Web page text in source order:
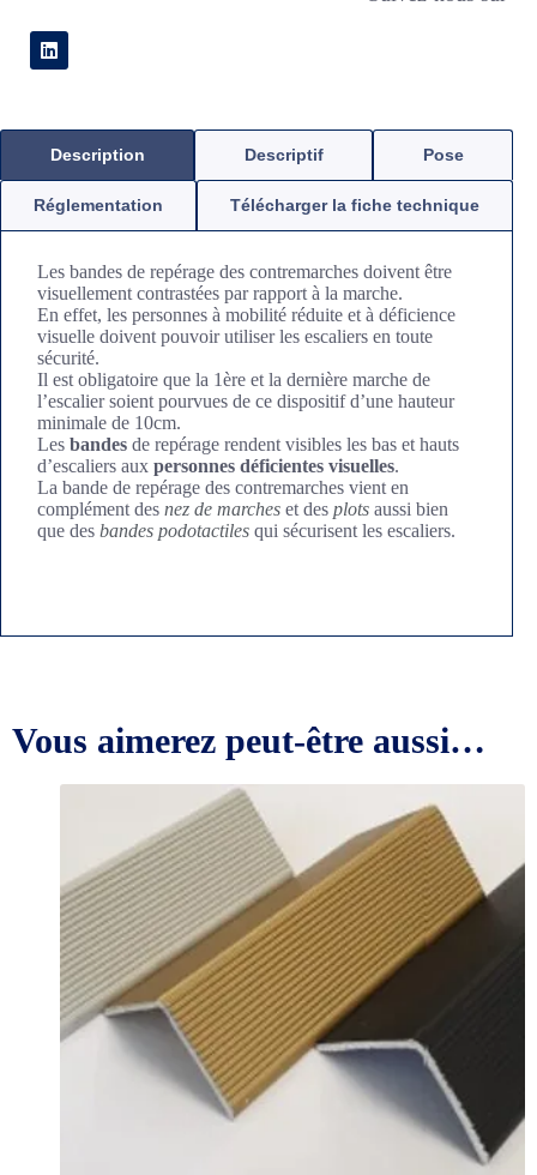
Description Descriptif Pose
Réglementation Télécharger la fiche technique
Les bandes de repérage des contremarches doivent être
visuellement contrastées par rapport à la marche.
En effet, les personnes à mobilité réduite et à déficience
visuelle doivent pouvoir utiliser les escaliers en toute
sécurité.
Il est obligatoire que la 1ère et la dernière marche de
l’escalier soient pourvues de ce dispositif d’une hauteur
minimale de 10cm.
Les bandes de repérage rendent visibles les bas et hauts
d’escaliers aux personnes déficientes visuelles.
La bande de repérage des contremarches vient en
complément des nez de marches et des plots aussi bien
que des bandes podotactiles qui sécurisent les escaliers.
Vous aimerez peut-être aussi…